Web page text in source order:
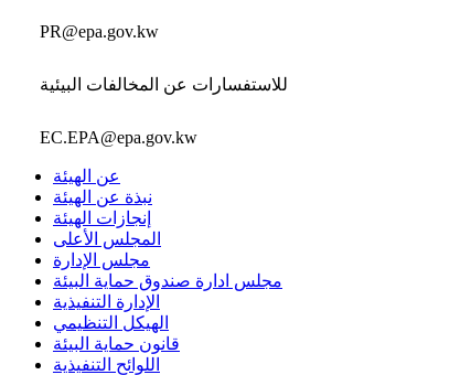
PR@epa.gov.kw
للاستفسارات عن المخالفات البيئية
EC.EPA@epa.gov.kw
عن الهيئة
نبذة عن الهيئة
إنجازات الهيئة
المجلس الأعلى
مجلس الإدارة
مجلس ادارة صندوق حماية البيئة
الإدارة التنفيذية
الهيكل التنظيمي
قانون حماية البيئة
اللوائح التنفيذية